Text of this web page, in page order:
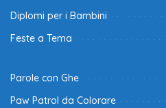
Diplomi per i Bambini
Feste a Tema
Parole con Ghe
Paw Patrol da Colorare